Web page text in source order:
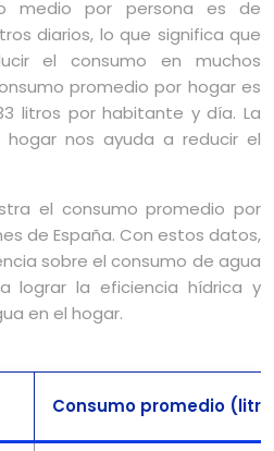
medio por persona es de
diarios, lo que significa que
el consumo en muchos
promedio por hogar es
litros por habitante y día. La
nos ayuda a reducir el
el consumo promedio por
de España. Con estos datos,
sobre el consumo de agua
lograr la eficiencia hídrica y
en el hogar.
Consumo promedio